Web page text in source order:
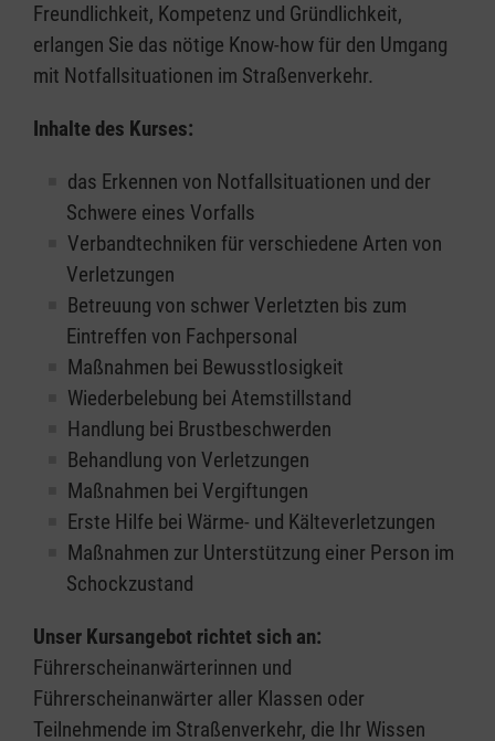
Freundlichkeit, Kompetenz und Gründlichkeit,
erlangen Sie das nötige Know-how für den Umgang
mit Notfallsituationen im Straßenverkehr.
Inhalte des Kurses:
das Erkennen von Notfallsituationen und der
Schwere eines Vorfalls
Verbandtechniken für verschiedene Arten von
Verletzungen
Betreuung von schwer Verletzten bis zum
Eintreffen von Fachpersonal
Maßnahmen bei Bewusstlosigkeit
Wiederbelebung bei Atemstillstand
Handlung bei Brustbeschwerden
Behandlung von Verletzungen
Maßnahmen bei Vergiftungen
Erste Hilfe bei Wärme- und Kälteverletzungen
Maßnahmen zur Unterstützung einer Person im
Schockzustand
Unser Kursangebot richtet sich an:
Führerscheinanwärterinnen und
Führerscheinanwärter aller Klassen oder
Teilnehmende im Straßenverkehr, die Ihr Wissen